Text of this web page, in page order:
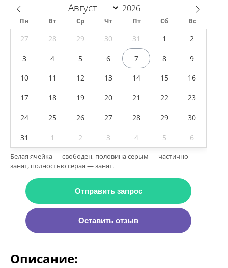
Пн Вт Ср Чт Пт Сб Вс
27 28 29 30 31 1 2
3 4 5 6 7 8 9
10 11 12 13 14 15 16
17 18 19 20 21 22 23
24 25 26 27 28 29 30
31 1 2 3 4 5 6
Белая ячейка — свободен, половина серым — частично
занят, полностью серая — занят.
Отправить запрос
Оставить отзыв
Описание: